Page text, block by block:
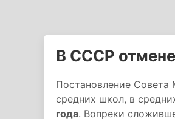
В СССР
Постановление
средних школ, в
года. Вопреки